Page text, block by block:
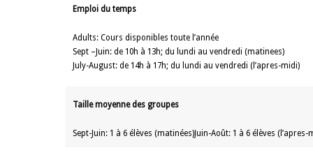
Emploi du temps
Adults: Cours disponibles toute l’année
Sept –Juin: de 10h à 13h; du lundi au vendredi (matinees)
July-August: de 14h à 17h; du lundi au vendredi (l’apres-midi)
Taille moyenne des groupes
Sept-Juin: 1 à 6 élèves (matinées)Juin-Août: 1 à 6 élèves